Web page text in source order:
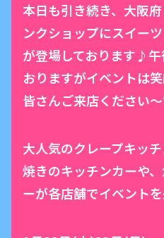
本日も引き続き、大阪
ンクショップにスイー
が登場しております♪
おりますがイベントは
皆さんご来店ください
大人気のクレープキッ
焼きのキッチンカーや
ーが各店舗でイベント